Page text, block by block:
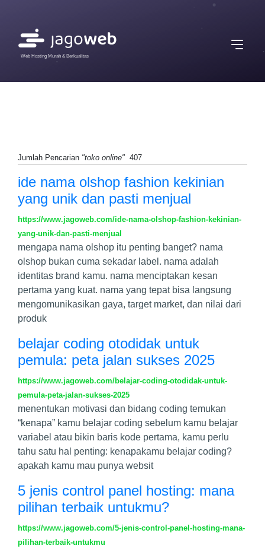
Web Hosting Murah & Berkualitas
Jumlah Pencarian "toko online" 407
ide nama olshop fashion kekinian
yang unik dan pasti menjual
https://www.jagoweb.com/ide-nama-olshop-fashion-kekinian-
yang-unik-dan-pasti-menjual
mengapa nama olshop itu penting banget? nama
olshop bukan cuma sekadar label. nama adalah
identitas brand kamu. nama menciptakan kesan
pertama yang kuat. nama yang tepat bisa langsung
mengomunikasikan gaya, target market, dan nilai dari
produk
belajar coding otodidak untuk
pemula: peta jalan sukses 2025
https://www.jagoweb.com/belajar-coding-otodidak-untuk-
pemula-peta-jalan-sukses-2025
menentukan motivasi dan bidang coding temukan
“kenapa” kamu belajar coding sebelum kamu belajar
variabel atau bikin baris kode pertama, kamu perlu
tahu satu hal penting: kenapakamu belajar coding?
apakah kamu mau punya websit
5 jenis control panel hosting: mana
pilihan terbaik untukmu?
https://www.jagoweb.com/5-jenis-control-panel-hosting-mana-
pilihan-terbaik-untukmu